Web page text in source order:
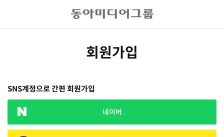
회원가입
SNS계정으로 간편 회원가입
네이버